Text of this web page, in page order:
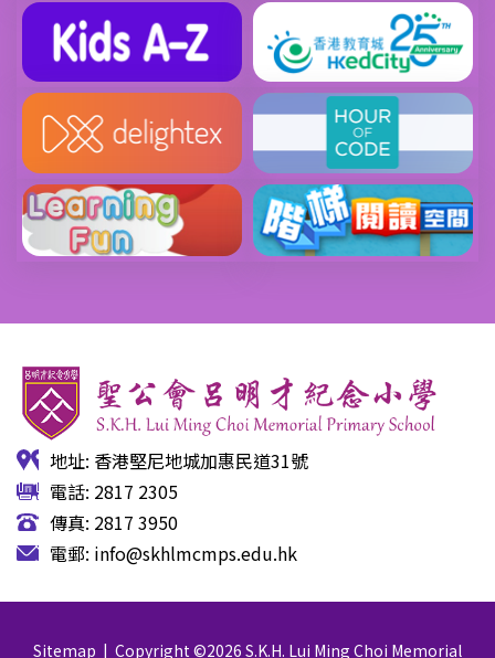
地址: 香港堅尼地城加惠民道31號
電話: 2817 2305
傳真: 2817 3950
電郵: info@skhlmcmps.edu.hk
Sitemap | Copyright ©2026 S.K.H. Lui Ming Choi Memorial